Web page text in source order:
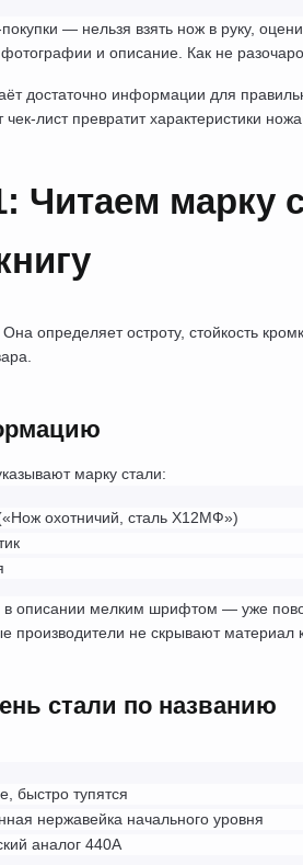
— нельзя взять нож в руку,
и описание. Как не
достаточно информации для
чек-лист превратит характеристики
Читаем марку
определяет остроту, стойкость
марку стали:
охотничий, сталь Х12МФ»)
в описании мелким шрифтом — уже
не скрывают материал
стали по названию
быстро тупятся
нержавейка начального уровня
аналог 440A